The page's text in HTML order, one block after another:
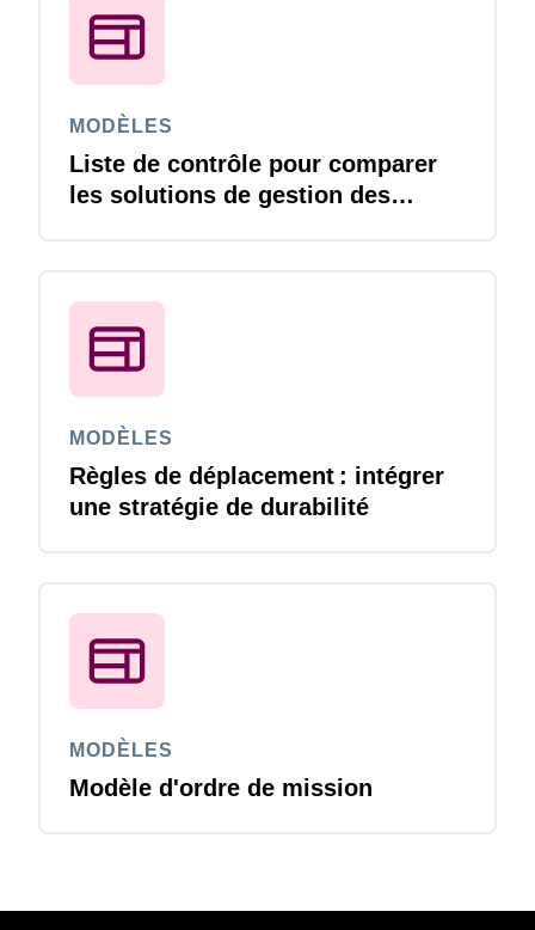
MODÈLES
Liste de contrôle pour comparer
les solutions de gestion des
MODÈLES
Règles de déplacement : intégrer
une stratégie de durabilité
MODÈLES
Modèle d'ordre de mission